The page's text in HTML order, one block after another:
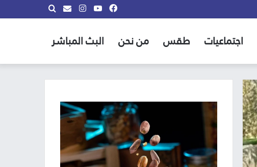
بحث
info@almadina.tvانستقراميوتيوب
فيسبوك
اجتماعيات طقس من نحن البث المباشر